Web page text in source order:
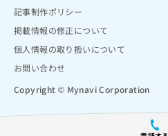
記事制作ポリシー
掲載情報の修正について
個人情報の取り扱いについて
お問い合わせ
Copyright © Mynavi Corporation